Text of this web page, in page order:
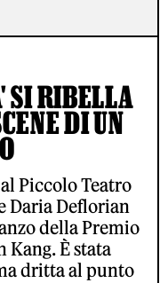
SI RIBELLA
DI UN
Piccolo Teatro
Daria Deflorian
della Premio
Kang. È stata
dritta al punto